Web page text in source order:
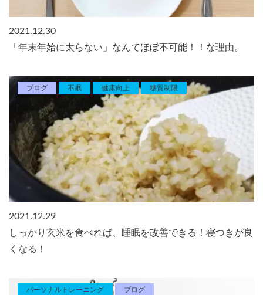
2021.12.30
「年末年始に太らない」なんてほぼ不可能！！な理由。
ブログ 不眠 健康向上 糖質制限
2021.12.29
しっかり玄米を食べれば、睡眠を改善できる！寝つきが良
くなる！
パーソナルトレーニング ブログ